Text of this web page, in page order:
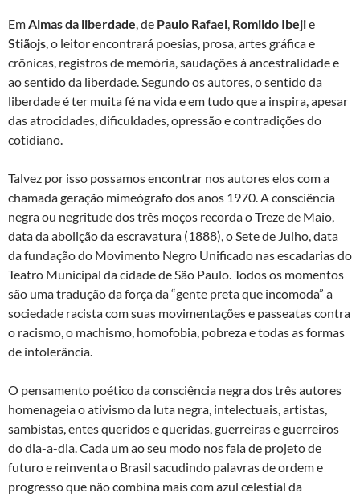
EmAlmas da liberdade, de Paulo Rafael, Romildo Ibejie
Stiãojs, o leitor encontrará poesias, prosa, artes gráfica e
crônicas, registros de memória, saudações à ancestralidade e
ao sentido da liberdade. Segundo os autores, o sentido da
liberdade é ter muita fé na vida e em tudo que a inspira, apesar
das atrocidades, dificuldades, opressão e contradições do
cotidiano.
Talvez por isso possamos encontrar nos autores elos com a
chamada geração mimeógrafo dos anos 1970. A consciência
negra ou negritude dos três moços recorda o Treze de Maio,
data da abolição da escravatura (1888), o Sete de Julho, data
da fundação do Movimento Negro Unificado nas escadarias do
Teatro Municipal da cidade de São Paulo. Todos os momentos
são uma tradução da força da “gente preta que incomoda” a
sociedade racista com suas movimentações e passeatas contra
o racismo, o machismo, homofobia, pobreza e todas as formas
de intolerância.
O pensamento poético da consciência negra dos três autores
homenageia o ativismo da luta negra, intelectuais, artistas,
sambistas, entes queridos e queridas, guerreiras e guerreiros
do dia-a-dia. Cada um ao seu modo nos fala de projeto de
futuro e reinventa o Brasil sacudindo palavras de ordem e
progresso que não combina mais com azul celestial da